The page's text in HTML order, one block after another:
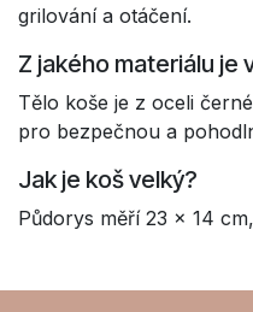
grilování a otáčení.
Z jakého materiálu je
Tělo koše je z oceli
pro bezpečnou a
Jak je koš velký?
Půdorys měří 23 × 14